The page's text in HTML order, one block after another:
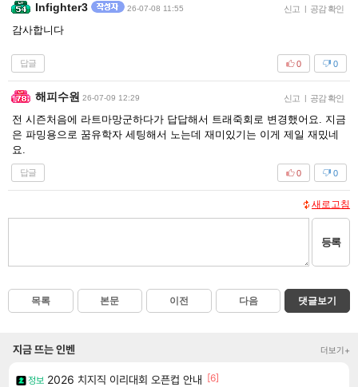
Infighter3 26-07-08 11:55 신고 | 공감 확인
감사합니다
답글 0
0
해피수원 26-07-09 12:29 신고 | 공감 확인
전 시즌처음에 라트마망군하다가 답답해서 트래죽회로 변경했어요. 지금
은 파밍용으로 꿈유학자 세팅해서 노는데 재미있기는 이게 제일 재밌네
요.
답글 0
0
새로고침
등록
목록 본문 이전 다음 댓글보기
지금 뜨는 인벤 더보기+
정보 2026 치지직 이리대회 오픈컵 안내 [6]